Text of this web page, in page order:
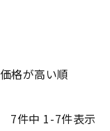
価格が高い順
7件中 1-7件表示